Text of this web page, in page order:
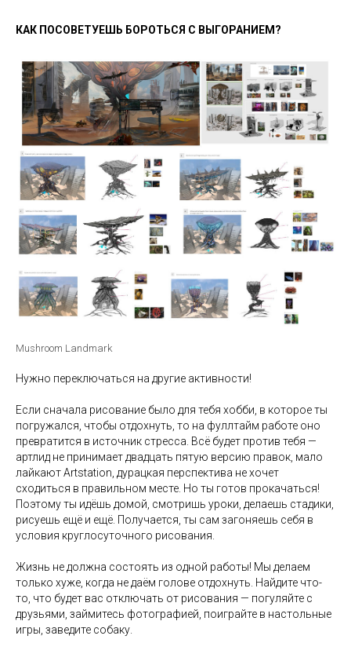
КАК ПОСОВЕТУЕШЬ БОРОТЬСЯ С ВЫГОРАНИЕМ?
Mushroom Landmark
Нужно переключаться на другие активности!
Если сначала рисование было для тебя хобби, в которое ты
погружался, чтобы отдохнуть, то на фуллтайм работе оно
превратится в источник стресса. Всё будет против тебя —
артлид не принимает двадцать пятую версию правок, мало
лайкают Artstation, дурацкая перспектива не хочет
сходиться в правильном месте. Но ты готов прокачаться!
Поэтому ты идёшь домой, смотришь уроки, делаешь стадики,
рисуешь ещё и ещё. Получается, ты сам загоняешь себя в
условия круглосуточного рисования.
Жизнь не должна состоять из одной работы! Мы делаем
только хуже, когда не даём голове отдохнуть. Найдите что-
то, что будет вас отключать от рисования — погуляйте с
друзьями, займитесь фотографией, поиграйте в настольные
игры, заведите собаку.
©2026. Все права защищены
Центр дизайна Artplay
АНО ВО «Универсальный Университет»
+7 (495) 640-30-14
INFO@SCREAM.SCHOOL
О школе
Программы
Работы студентов
Блог
Сотрудничество
Публичная оферта
Лицензия
Способы оплаты и правила возврата